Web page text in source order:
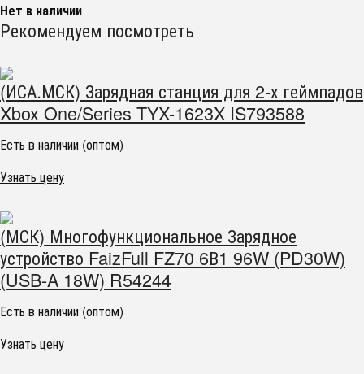
Нет в наличии
Рекомендуем посмотреть
(ИСА.МСК) Зарядная станция для 2-х геймпадов
Xbox One/Series TYX-1623X IS793588
Есть в наличии (оптом)
Узнать цену
(МСК) Многофункциональное Зарядное
устройство FaizFull FZ70 6В1 96W (PD30W)
(USB-A 18W) R54244
Есть в наличии (оптом)
Узнать цену